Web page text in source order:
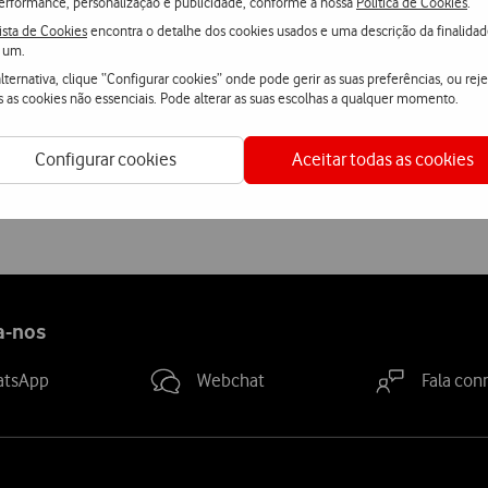
de Cookiesencontra o detalhe dos cookies usados e uma descrição da
clique “Configurar cookies” onde pode gerir as suas preferências, ou
as cookies não essenciais. Pode alterar as suas escolhas a qualquer momento.
Configurar cookies Aceitar todas as cookies
Saiba mais sobre as propriedades da marca e fornecedoraqui.
Ver condições Loja Online
nos
Webchat Fala